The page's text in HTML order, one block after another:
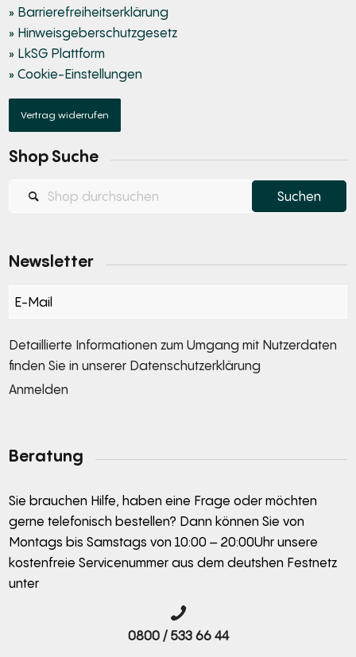
» Barrierefreiheitserklärung
» Hinweisgeberschutzgesetz
» LkSG Plattform
» Cookie-Einstellungen
Vertrag widerrufen
Shop Suche
Newsletter
Section
Detaillierte Informationen zum Umgang mit Nutzerdaten
finden Sie in unserer Datenschutzerklärung
Anmelden
Beratung
Sie brauchen Hilfe, haben eine Frage oder möchten
gerne telefonisch bestellen? Dann können Sie von
Montags bis Samstags von 10:00 – 20:00Uhr unsere
kostenfreie Servicenummer aus dem deutshen Festnetz
unter
0800 / 533 66 44